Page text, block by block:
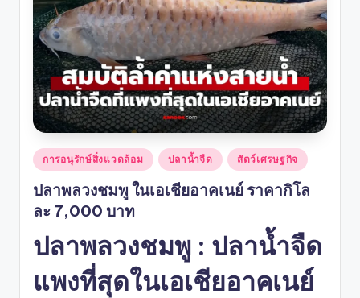
Posted
in
การอนุรักษ์สิ่งแวดล้อม ปลาน้ำจืด สัตว์เศรษฐกิจ
ปลาพลวงชมพู ในเอเชียอาคเนย์ ราคากิโล
ละ 7,000 บาท
ปลาพลวงชมพู : ปลาน้ำจืด
แพงที่สุดในเอเชียอาคเนย์